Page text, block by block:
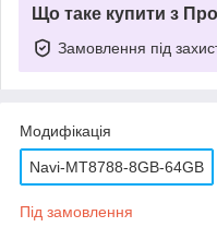
Що таке купити з
Замовлення під
Модифікація
Navi-MT8788-8GB-64GB
Під замовлення